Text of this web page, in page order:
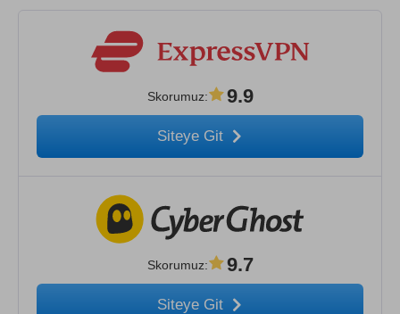
Skorumuz: 9.9
Siteye Git
Skorumuz: 9.7
Siteye Git